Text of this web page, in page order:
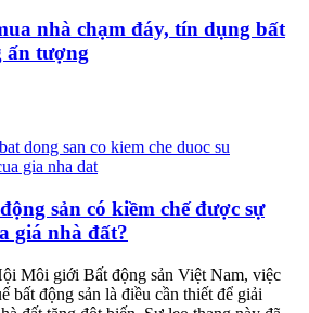
nhà chạm đáy, tín dụng bất
ấn tượng
sản có kiềm chế được sự
giá nhà đất?
Môi giới Bất động sản Việt Nam, việc
bất động sản là điều cần thiết để giải